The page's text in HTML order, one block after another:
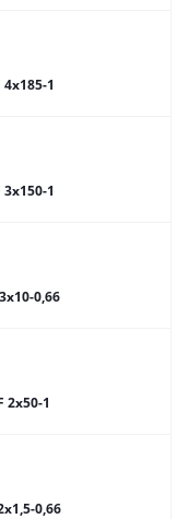
1
1
0,66
2х50-1
0,66